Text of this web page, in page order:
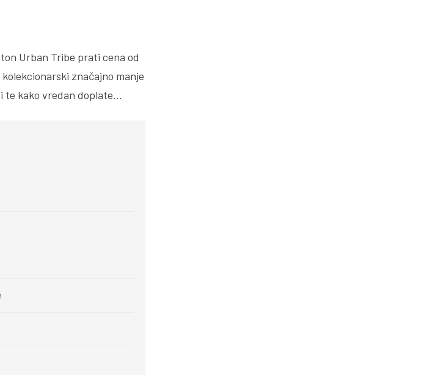
Urban Tribe prati cena od
značajno manje
te kako vredan doplate…